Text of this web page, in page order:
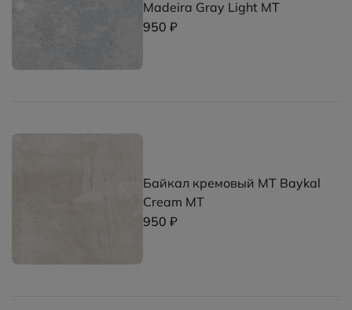
Madeira Gray Light MT
950 ₽
Байкал кремовый MT Baykal
Cream MT
950 ₽